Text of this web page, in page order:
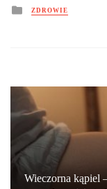
Posted
ZDROWIE
Wieczorna kąpiel